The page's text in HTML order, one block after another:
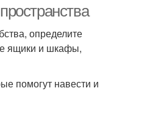
определите
ящики и шкафы,
помогут навести и